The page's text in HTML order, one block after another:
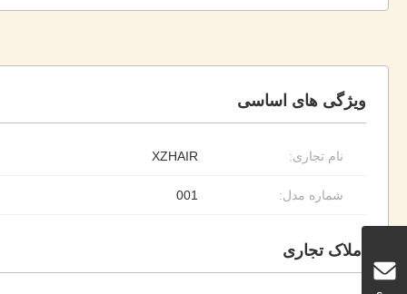
ویژگی های اساسی
نام تجاری: XZHAIR
شماره مدل: 001
املاک تجاری